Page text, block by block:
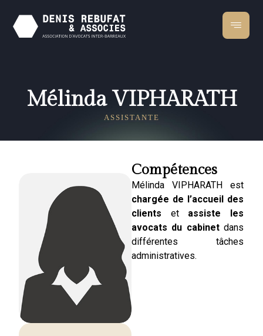
Mélinda VIPHARATH
ASSISTANTE
Compétences
Mélinda VIPHARATH est
chargée de l’accueil des
clients et assiste les
avocats du cabinetdans
différentes tâches
administratives.